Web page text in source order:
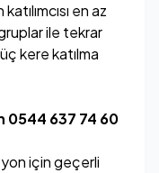
en az
ile tekrar
kere katılma
0544 637 74 60
için geçerli